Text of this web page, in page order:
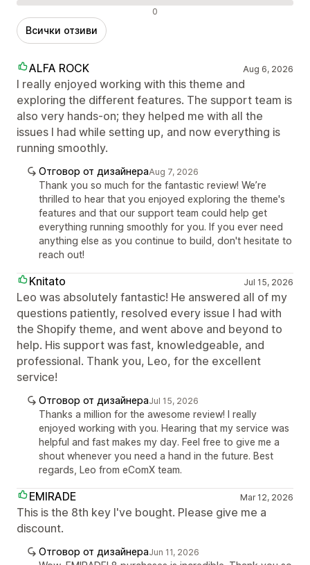
Отрицателни отзиви 0
Всички отзиви
ALFA ROCK Aug 6, 2026
I really enjoyed working with this theme and
exploring the different features. The support team is
also very hands-on; they helped me with all the
issues I had while setting up, and now everything is
running smoothly.
Отговор от дизайнераAug 7, 2026
Thank you so much for the fantastic review! We’re
thrilled to hear that you enjoyed exploring the theme's
features and that our support team could help get
everything running smoothly for you. If you ever need
anything else as you continue to build, don't hesitate to
reach out!
Knitato Jul 15, 2026
Leo was absolutely fantastic! He answered all of my
questions patiently, resolved every issue I had with
the Shopify theme, and went above and beyond to
help. His support was fast, knowledgeable, and
professional. Thank you, Leo, for the excellent
service!
Отговор от дизайнераJul 15, 2026
Thanks a million for the awesome review! I really
enjoyed working with you. Hearing that my service was
helpful and fast makes my day. Feel free to give me a
shout whenever you need a hand in the future. Best
regards, Leo from eComX team.
EMIRADE Mar 12, 2026
This is the 8th key I've bought. Please give me a
discount.
Отговор от дизайнераJun 11, 2026